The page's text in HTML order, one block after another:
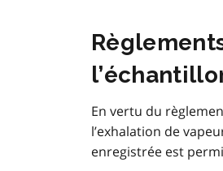
En vertu du
l’exhalation de
enregistrée est